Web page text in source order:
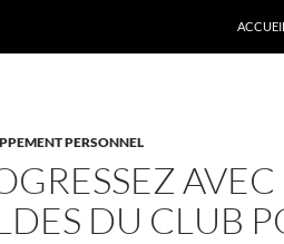
ACCUEIL
PERSONNEL
AVEC
DU CLUB